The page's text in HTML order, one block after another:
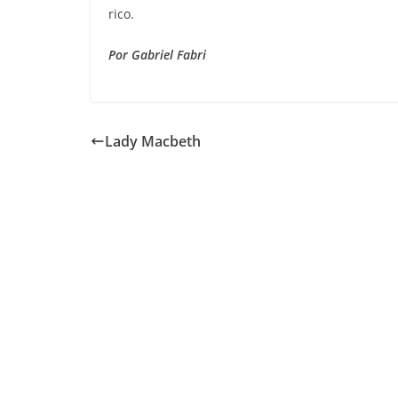
rico.
Por Gabriel Fabri
Lady Macbeth